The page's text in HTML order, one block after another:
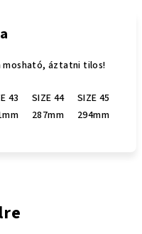
mosható, áztatni tilos!
43 SIZE 44
SIZE 45
287mm 294mm